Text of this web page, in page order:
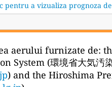
pentru a vizualiza prognoza
aerului furnizate de:
System (環境省大気汚
) and the Hiroshima